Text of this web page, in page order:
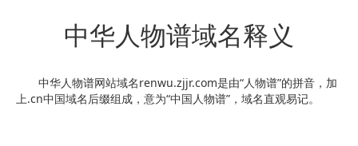
中华人物谱域名释义
中华人物谱网站域名renwu.zjjr.com是由“人物谱”的拼音，加
上.cn中国域名后缀组成，意为“中国人物谱”，域名直观易记。